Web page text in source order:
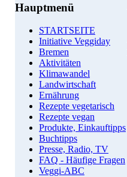
Hauptmenü
STARTSEITE
Initiative Veggiday
Bremen
Aktivitäten
Klimawandel
Landwirtschaft
Ernährung
Rezepte vegetarisch
Rezepte vegan
Produkte, Einkauftipps
Buchtipps
Presse, Radio, TV
FAQ - Häufige Fragen
Veggi-ABC